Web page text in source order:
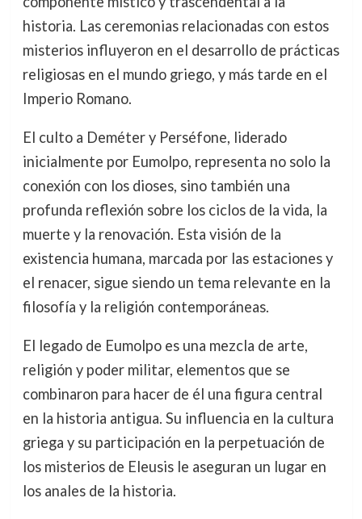
historia. Las ceremonias relacionadas con estos
misterios influyeron en el desarrollo de prácticas
religiosas en el mundo griego, y más tarde en el
Imperio Romano.
El culto a Deméter y Perséfone, liderado
inicialmente por Eumolpo, representa no solo la
conexión con los dioses, sino también una
profunda reflexión sobre los ciclos de la vida, la
muerte y la renovación. Esta visión de la
existencia humana, marcada por las estaciones y
el renacer, sigue siendo un tema relevante en la
filosofía y la religión contemporáneas.
El legado de Eumolpo es una mezcla de arte,
religión y poder militar, elementos que se
combinaron para hacer de él una figura central
en la historia antigua. Su influencia en la cultura
griega y su participación en la perpetuación de
los misterios de Eleusis le aseguran un lugar en
los anales de la historia.